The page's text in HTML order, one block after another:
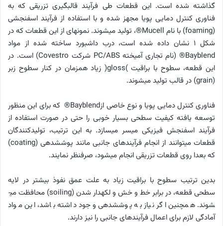
گذاشته شده است. این قطعات طی فرآیند قالب­گیری تزریقی که به
فناوری کنترل دمایی پویا مجهز شده و با استفاده از فرآیند اسفنجشی
(
foaming) با نام Mucell
®، تولید می­شوند. نمونه­ای از این قطعات که در
شکل 1 نشان داده شده است، درب داشبورد ساخته شده از مواد
Bayblend
® (نام تجاری آمیختهPC/ABS شرکت Covestro) است. در
این قطعه، سطوح با براقیت(
gloss
) زیاد هم­زمان در کنار سطوح زبر
(
grain) در قالب تولید می­شوند.
فناوری کنترل دمایی پویا و نوع خاصی ازBayblend
®که برای این منظور
توسعه یافته کیفیت سطحی بسیار خوبی را حتی در صورت استفاده از
فرآیند اسفنجش فیزیکی میسر می­سازد. به این ترتیب، تولیدکنندگان
قطعات می­توانند از انجام فرآیندهای جانبی مانند پوشش­دهی (coating
)
که بعدا روی قطعات تزریقی انجام می­شود، صرف­نظر نمایند.
بدین ترتیب سطوح با براقیت زیاد به علت عمق نفوذ بیشتر در لایه
سطحی قطعه، در برابر خط و خش و لکه­دار شدن (soiling) محافظت می­
شوند. هم­چنین اگر نیاز به پوشش­دهی وجود داشته باشد، این مواد
آمادگی لازم برای اعمال فرآیندهای جانبی را نیز دارند.